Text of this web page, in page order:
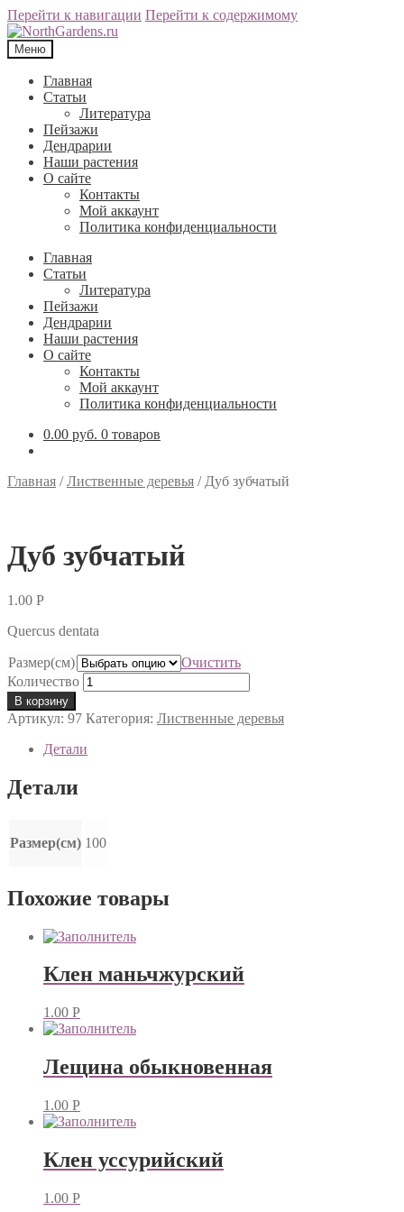
Перейти к навигации Перейти к содержимому
Меню
Главная
Статьи
Литература
Пейзажи
Дендрарии
Наши растения
О сайте
Контакты
Мой аккаунт
Политика конфиденциальности
Главная
Статьи
Литература
Пейзажи
Дендрарии
Наши растения
О сайте
Контакты
Мой аккаунт
Политика конфиденциальности
0.00 руб. 0 товаров
Главная /Лиственные деревья / Дуб зубчатый
Дуб зубчатый
1.00 Р
Quercus dentata
Размер(см)
Очистить
Количество
В корзину
Артикул: 97 Категория: Лиственные деревья
Детали
Детали
Размер(см) 100
Похожие товары
Клен маньчжурский
1.00 Р
Лещина обыкновенная
1.00 Р
Клен уссурийский
1.00 Р